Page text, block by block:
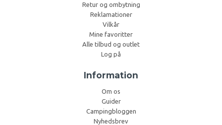
Retur og ombytning
Reklamationer
Vilkår
Mine favoritter
Alle tilbud og outlet
Log på
Information
Om os
Guider
Campingbloggen
Nyhedsbrev